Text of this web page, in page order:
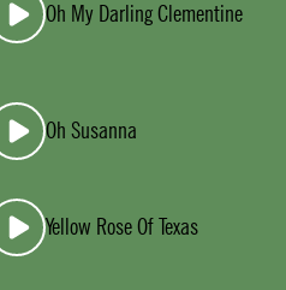
Oh My Darling Clementine
Oh Susanna
Yellow Rose Of Texas